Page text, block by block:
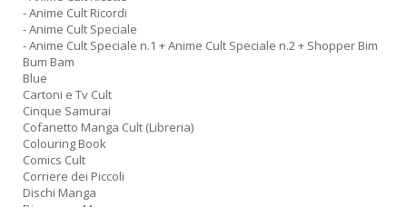
- Anime Cult Ricordi
- Anime Cult Speciale
- Anime Cult Speciale n.1 + Anime Cult Speciale n.2 + Shopper Bim
Bum Bam
Blue
Cartoni e Tv Cult
Cinque Samurai
Cofanetto Manga Cult (Libreria)
Colouring Book
Comics Cult
Corriere dei Piccoli
Dischi Manga